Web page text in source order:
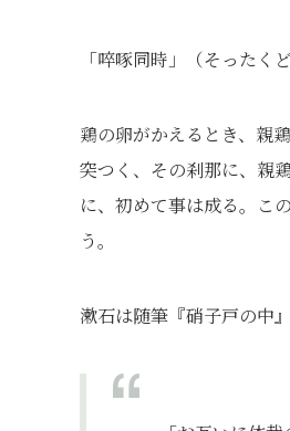
「啐啄同時」（そったく
鶏の卵がかえるとき、親
突つく、その刹那に、親
に、初めて事は成る。こ
う。
漱石は随筆『硝子戸の中